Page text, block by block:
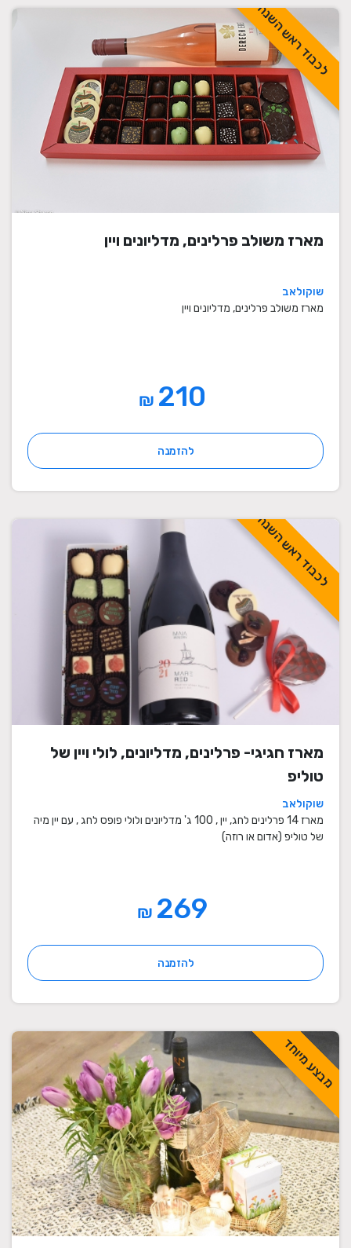
לכבוד ראש השנה
מארז משולב פרלינים, מדליונים ויין
שוקולאב
מארז משולב פרלינים, מדליונים ויין
₪
להזמנה
לכבוד ראש השנה
מארז חגיגי- פרלינים, מדליונים, לולי ויין של
טוליפ
שוקולאב
מארז 14 פרלינים לחג, יין , 100 ג' מדליונים ולולי פופס לחג , עם יין מיה
של טוליפ (אדום או רוזה)
₪
להזמנה
מבצע מיוחד